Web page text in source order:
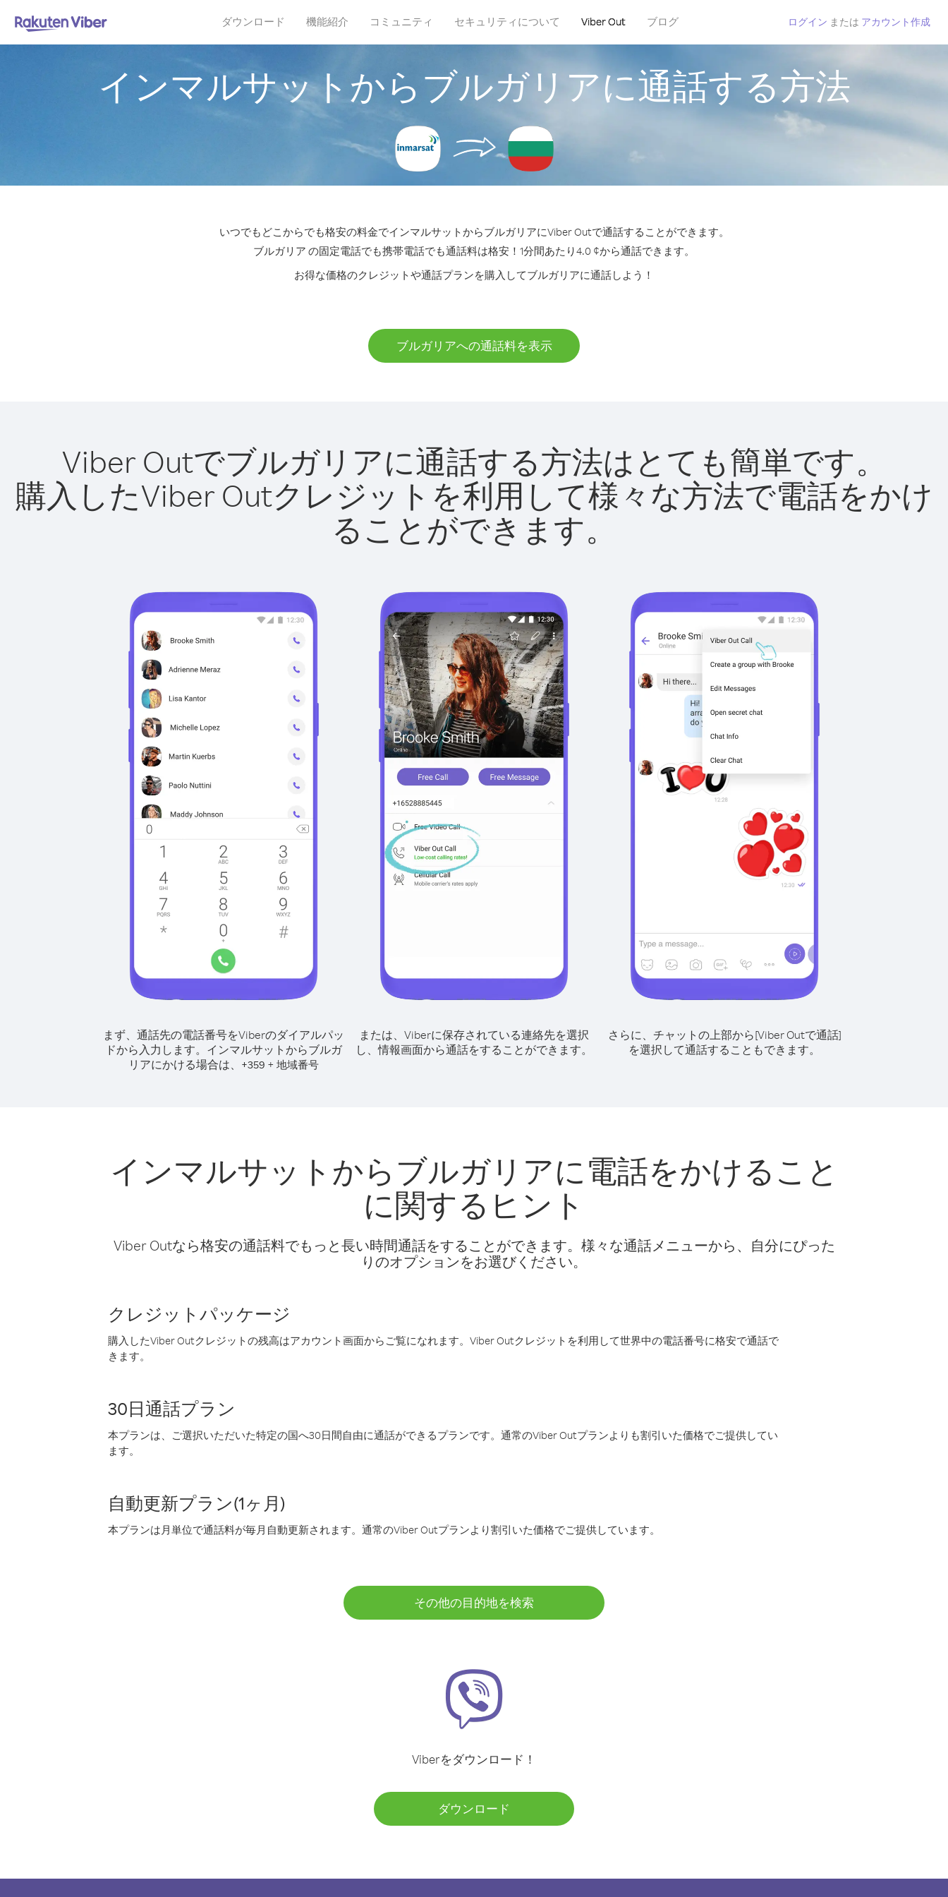
ダウンロード 機能紹介 コミュニティ セキュリティについて Viber Out ブログ ログイン または アカウント作成
インマルサットからブルガリアに通話する方法
いつでもどこからでも格安の料金でインマルサットからブルガリアにViber Outで通話することができます。
ブルガリア の固定電話でも携帯電話でも通話料は格安！1分間あたり4.0 ¢から通話できます。
お得な価格のクレジットや通話プランを購入してブルガリアに通話しよう！
ブルガリアへの通話料を表示
Viber Outでブルガリアに通話する方法はとても簡単です。
購入したViber Outクレジットを利用して様々な方法で電話をかけ
ることができます。
まず、通話先の電話番号をViberのダイアルパッ
ドから入力します。 インマルサットからブルガ
リアにかける場合は、 +359 + 地域番号
または、Viberに保存されている連絡先を選択
し、情報画面から通話をすることができます。
さらに、チャットの上部から[Viber Outで通話]
を選択して通話することもできます。
インマルサットからブルガリアに電話をかけること
に関するヒント
Viber Outなら格安の通話料でもっと長い時間通話をすることができます。様々な通話メニューから、自分にぴった
りのオプションをお選びください。
クレジットパッケージ
購入したViber Outクレジットの残高はアカウント画面からご覧になれます。Viber Outクレジットを利用して世界中の電話番号に格安で通話で
きます。
30日通話プラン
本プランは、ご選択いただいた特定の国へ30日間自由に通話ができるプランです。通常のViber Outプランよりも割引いた価格でご提供してい
ます。
自動更新プラン(1ヶ月)
本プランは月単位で通話料が毎月自動更新されます。通常のViber Outプランより割引いた価格でご提供しています。
その他の目的地を検索
Viberをダウンロード！
ダウンロード